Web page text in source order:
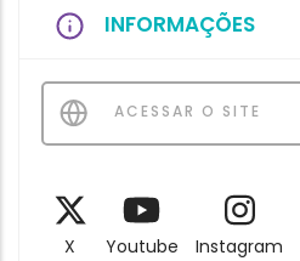
INFORMAÇÕES
ACESSAR O SITE
X Youtube Instagram